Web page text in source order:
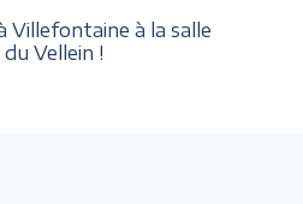
Villefontaine à la salle
Vellein !